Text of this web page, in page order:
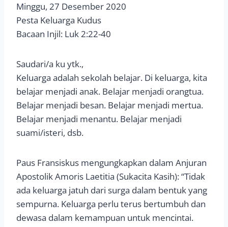
Minggu, 27 Desember 2020
Pesta Keluarga Kudus
Bacaan Injil: Luk 2:22-40
Saudari/a ku ytk.,
Keluarga adalah sekolah belajar. Di keluarga, kita
belajar menjadi anak. Belajar menjadi orangtua.
Belajar menjadi besan. Belajar menjadi mertua.
Belajar menjadi menantu. Belajar menjadi
suami/isteri, dsb.
Paus Fransiskus mengungkapkan dalam Anjuran
Apostolik Amoris Laetitia (Sukacita Kasih): “Tidak
ada keluarga jatuh dari surga dalam bentuk yang
sempurna. Keluarga perlu terus bertumbuh dan
dewasa dalam kemampuan untuk mencintai.